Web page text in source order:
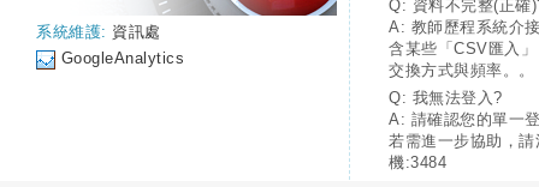
系統維護: 資訊處
GoogleAnalytics
Q: 資料不完整(正確
A: 教師歷程系統介
含某些「CSV匯入
交換方式與頻率。。
Q: 我無法登入?
A: 請確認您的單一
若需進一步協助，
機:3484